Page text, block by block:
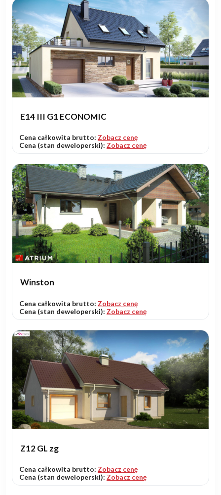
E14 III G1 ECONOMIC
Cena całkowita brutto: Zobacz cenę
Cena (stan deweloperski): Zobacz cenę
Winston
Cena całkowita brutto: Zobacz cenę
Cena (stan deweloperski): Zobacz cenę
Z12 GL zg
Cena całkowita brutto: Zobacz cenę
Cena (stan deweloperski): Zobacz cenę